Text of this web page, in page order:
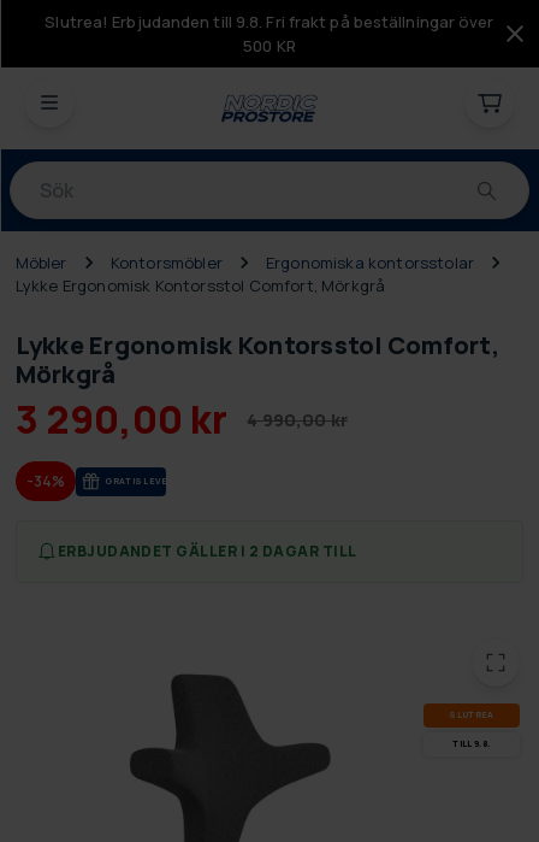
Slutrea! Erbjudanden till 9.8. Fri frakt på beställningar över
500 KR
Produkter
Möbler Kontorsmöbler
Ergonomiska kontorsstolar
Lykke Ergonomisk Kontorsstol Comfort, Mörkgrå
Lykke Ergonomisk Kontorsstol Comfort,
Mörkgrå
3 290,00 kr 4 990,00 kr
-34% GRA­TIS LE­VE­RANS
ERBJUDANDET GÄLLER I 2 DAGAR TILL
SLUT­REA
TILL 9.8.